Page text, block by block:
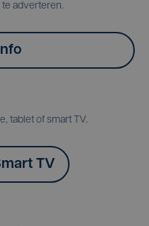
adverteren.
tablet of smart TV.
TV